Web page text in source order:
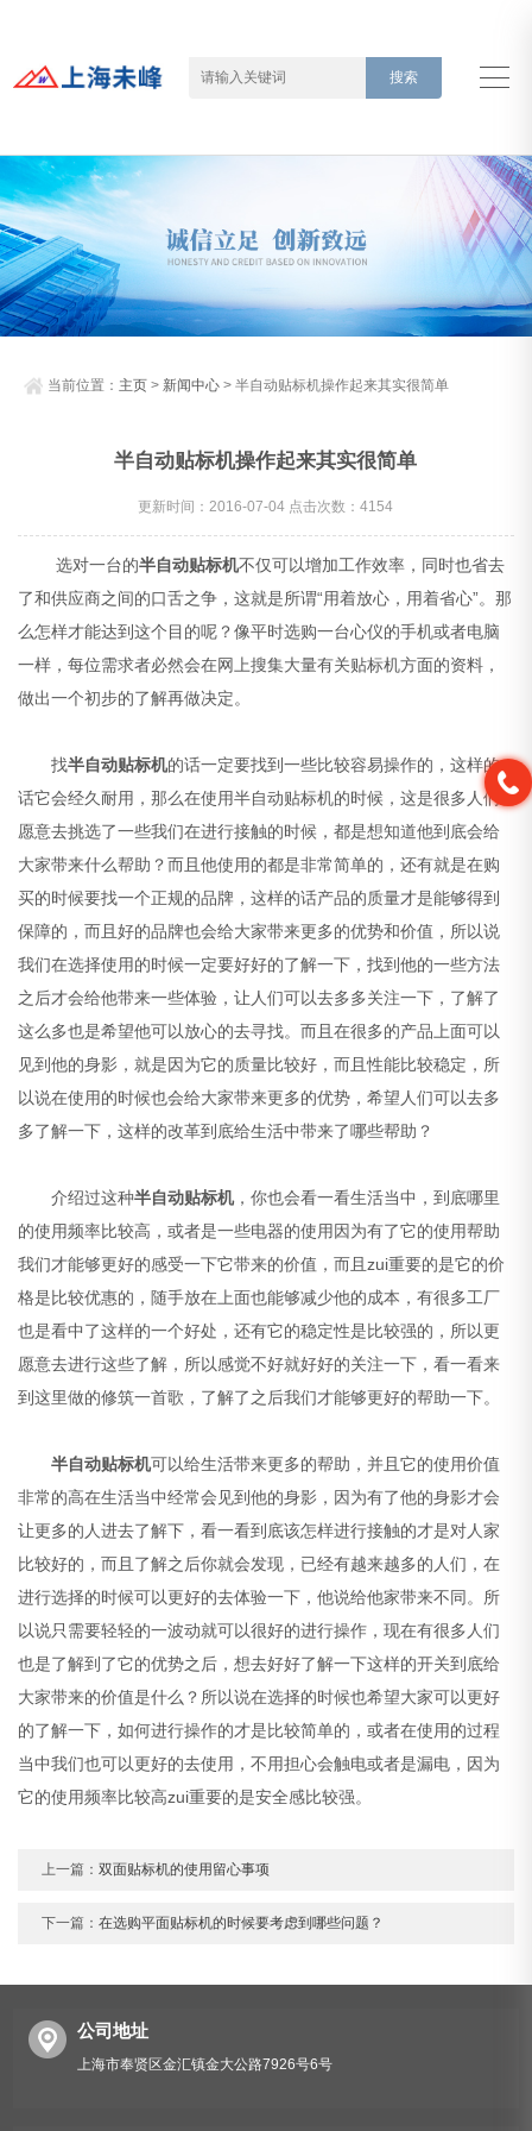
当前位置： 主页 > 新闻中心 > 半自动贴标机操作起来其实很简单
半自动贴标机操作起来其实很简单
更新时间：2016-07-04 点击次数：4154
选对一台的半自动贴标机不仅可以增加工作效率，同时也省去
了和供应商之间的口舌之争，这就是所谓“用着放心，用着省心”。那
么怎样才能达到这个目的呢？像平时选购一台心仪的手机或者电脑
一样，每位需求者必然会在网上搜集大量有关贴标机方面的资料，
做出一个初步的了解再做决定。
找半自动贴标机的话一定要找到一些比较容易操作的，这样的
话它会经久耐用，那么在使用半自动贴标机的时候，这是很多人们
愿意去挑选了一些我们在进行接触的时候，都是想知道他到底会给
大家带来什么帮助？而且他使用的都是非常简单的，还有就是在购
买的时候要找一个正规的品牌，这样的话产品的质量才是能够得到
保障的，而且好的品牌也会给大家带来更多的优势和价值，所以说
我们在选择使用的时候一定要好好的了解一下，找到他的一些方法
之后才会给他带来一些体验，让人们可以去多多关注一下，了解了
这么多也是希望他可以放心的去寻找。而且在很多的产品上面可以
见到他的身影，就是因为它的质量比较好，而且性能比较稳定，所
以说在使用的时候也会给大家带来更多的优势，希望人们可以去多
多了解一下，这样的改革到底给生活中带来了哪些帮助？
介绍过这种半自动贴标机，你也会看一看生活当中，到底哪里
的使用频率比较高，或者是一些电器的使用因为有了它的使用帮助
我们才能够更好的感受一下它带来的价值，而且zui重要的是它的价
格是比较优惠的，随手放在上面也能够减少他的成本，有很多工厂
也是看中了这样的一个好处，还有它的稳定性是比较强的，所以更
愿意去进行这些了解，所以感觉不好就好好的关注一下，看一看来
到这里做的修筑一首歌，了解了之后我们才能够更好的帮助一下。
半自动贴标机可以给生活带来更多的帮助，并且它的使用价值
非常的高在生活当中经常会见到他的身影，因为有了他的身影才会
让更多的人进去了解下，看一看到底该怎样进行接触的才是对人家
比较好的，而且了解之后你就会发现，已经有越来越多的人们，在
进行选择的时候可以更好的去体验一下，他说给他家带来不同。所
以说只需要轻轻的一波动就可以很好的进行操作，现在有很多人们
也是了解到了它的优势之后，想去好好了解一下这样的开关到底给
大家带来的价值是什么？所以说在选择的时候也希望大家可以更好
的了解一下，如何进行操作的才是比较简单的，或者在使用的过程
当中我们也可以更好的去使用，不用担心会触电或者是漏电，因为
它的使用频率比较高zui重要的是安全感比较强。
上一篇：双面贴标机的使用留心事项
下一篇：在选购平面贴标机的时候要考虑到哪些问题？
公司地址
上海市奉贤区金汇镇金大公路7926号6号